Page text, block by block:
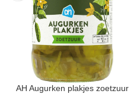
AH Augurken plakjes zoetzuur